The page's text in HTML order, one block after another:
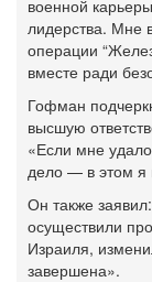
военной
лидерства. Мне
операции
вместе ради
Гофман
высшую
«Если мне
дело — в этом я
Он также
осуществили
Израиля,
завершена».